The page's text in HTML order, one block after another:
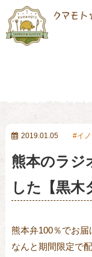
2019.01.05 イ
熊本のラジ
した【黒木
熊本弁100％でお届
なんと期間限定で